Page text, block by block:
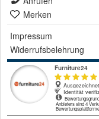
Merken
Impressum
Widerrufsbelehrung